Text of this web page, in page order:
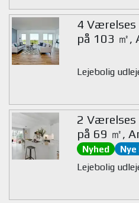
4 Værelses
på 103 ㎡,
Lejebolig
2 Værelses
på 69 ㎡,
Nyhed
Lejebolig